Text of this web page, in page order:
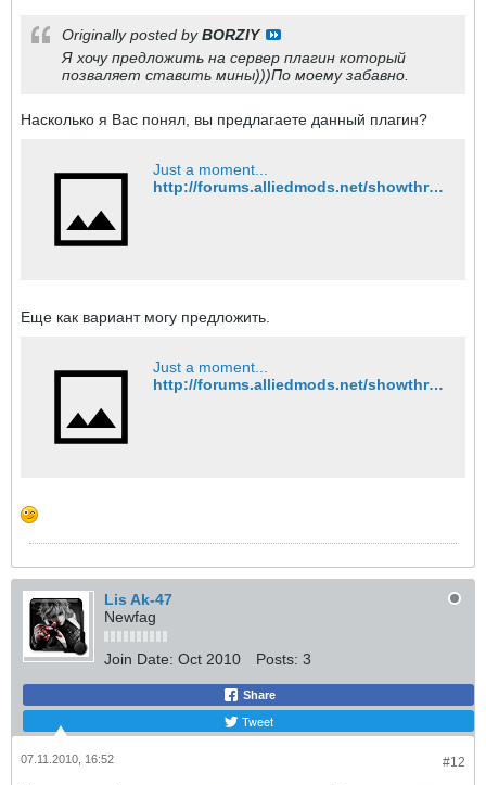
Originally posted byBORZIY
Я хочу предложить на сервер плагин который
позваляет ставить мины)))По моему забавно.
Насколько я Вас понял, вы предлагаете данный плагин?
Just a moment...
http://forums.alliedmods.net/showthread.php?t=70782
Еще как вариант могу предложить.
Just a moment...
http://forums.alliedmods.net/showthread.php?t=72615
Lis Ak-47
Newfag
Join Date: Oct 2010 Posts: 3
Share
Tweet
#12
07.11.2010, 16:52